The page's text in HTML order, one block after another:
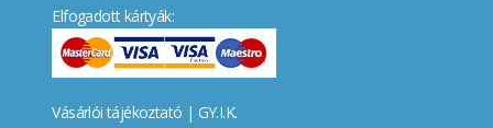
Elfogadott kártyák:
Vásárlói tájékoztató | GY.I.K.